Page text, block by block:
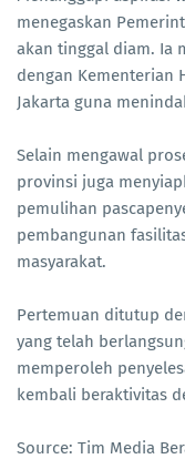
menegaskan
akan tinggal diam. Ia
dengan Kementerian
Jakarta guna
Selain mengawal
provinsi juga
pemulihan
pembangunan
masyarakat.
Pertemuan ditutup
yang telah
memperoleh
kembali beraktivitas
Source: Tim Media